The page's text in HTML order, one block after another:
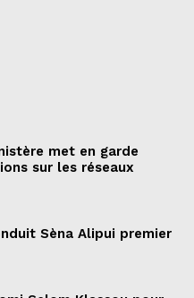
met en garde
sur les réseaux
Sèna Alipui premier